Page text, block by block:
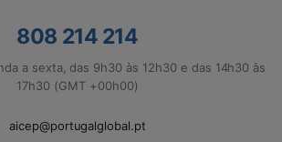
808 214 214
a sexta, das 9h30 às 12h30 e das 14h30 às
17h30 (GMT +00h00)
aicep@portugalglobal.pt